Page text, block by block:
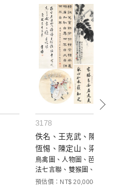
3178
佚名、王克武、陳子和
恆惕、陳定山、梁中銘
鳥禽圖、人物圖、芭蕉、
法七言聯、雙猴圖、牛群
預估價：NT$ 20,000-40,000